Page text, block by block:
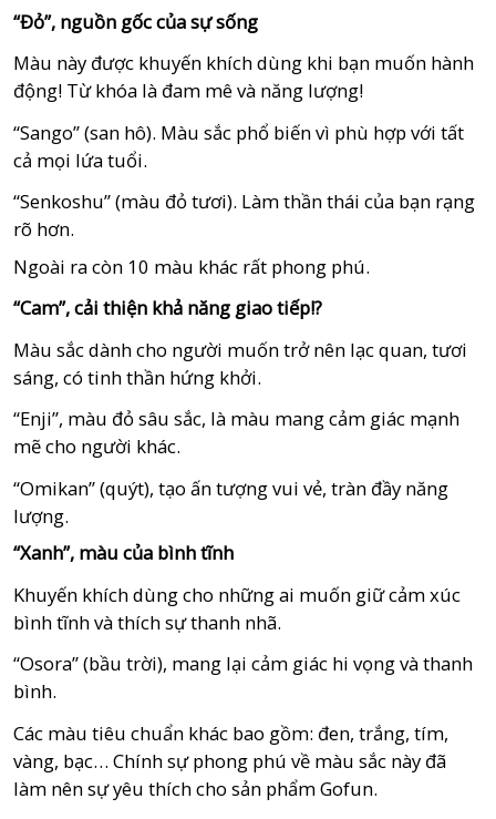
“Đỏ”, nguồn gốc của sự sống
Màu này được khuyến khích dùng khi bạn muốn hành
động! Từ khóa là đam mê và năng lượng!
“Sango” (san hô). Màu sắc phổ biến vì phù hợp với tất
cả mọi lứa tuổi.
“Senkoshu” (màu đỏ tươi). Làm thần thái của bạn rạng
rõ hơn.
Ngoài ra còn 10 màu khác rất phong phú.
“Cam”, cải thiện khả năng giao tiếp!?
Màu sắc dành cho người muốn trở nên lạc quan, tươi
sáng, có tinh thần hứng khởi.
“Enji”, màu đỏ sâu sắc, là màu mang cảm giác mạnh
mẽ cho người khác.
“Omikan” (quýt), tạo ấn tượng vui vẻ, tràn đầy năng
lượng.
“Xanh”, màu của bình tĩnh
Khuyến khích dùng cho những ai muốn giữ cảm xúc
bình tĩnh và thích sự thanh nhã.
“Osora” (bầu trời), mang lại cảm giác hi vọng và thanh
bình.
Các màu tiêu chuẩn khác bao gồm: đen, trắng, tím,
vàng, bạc… Chính sự phong phú về màu sắc này đã
làm nên sự yêu thích cho sản phẩm Gofun.